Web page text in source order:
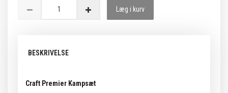
Læg i kurv
BESKRIVELSE
Craft Premier Kampsæt